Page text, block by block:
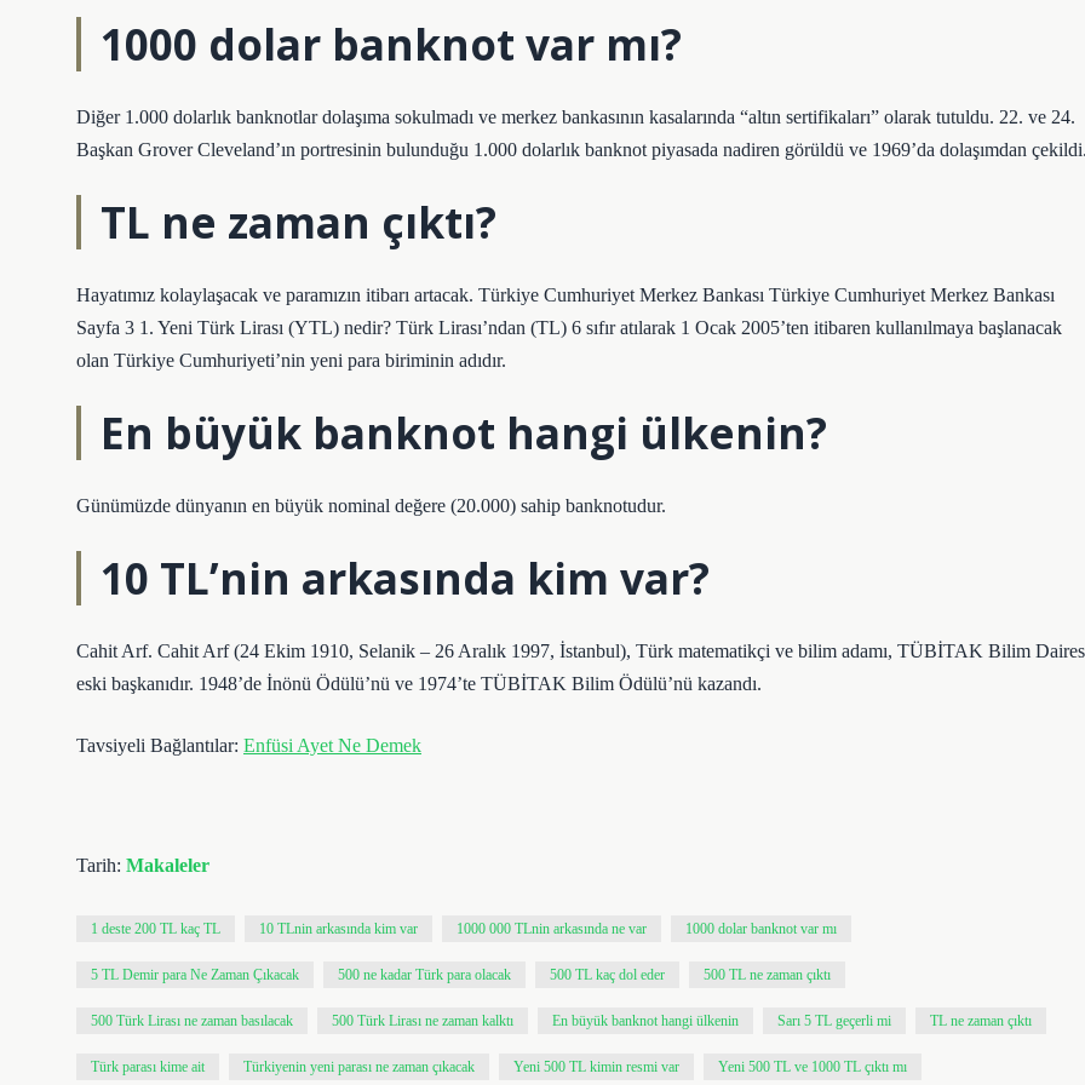
1000 dolar banknot var mı?
Diğer 1.000 dolarlık banknotlar dolaşıma sokulmadı ve merkez bankasının kasalarında “altın sertifikaları” olarak tutuldu. 22. ve 24.
Başkan Grover Cleveland’ın portresinin bulunduğu 1.000 dolarlık banknot piyasada nadiren görüldü ve 1969’da dolaşımdan
TL ne zaman çıktı?
Hayatımız kolaylaşacak ve paramızın itibarı artacak. Türkiye Cumhuriyet Merkez Bankası Türkiye Cumhuriyet Merkez Bankası
Sayfa 3 1. Yeni Türk Lirası (YTL) nedir? Türk Lirası’ndan (TL) 6 sıfır atılarak 1 Ocak 2005’ten itibaren kullanılmaya başlanacak
olan Türkiye Cumhuriyeti’nin yeni para biriminin adıdır.
En büyük banknot hangi ülkenin?
Günümüzde dünyanın en büyük nominal değere (20.000) sahip banknotudur.
10 TL’nin arkasında kim var?
Cahit Arf. Cahit Arf (24 Ekim 1910, Selanik – 26 Aralık 1997, İstanbul), Türk matematikçi ve bilim adamı, TÜBİTAK Bilim
eski başkanıdır. 1948’de İnönü Ödülü’nü ve 1974’te TÜBİTAK Bilim Ödülü’nü kazandı.
Tavsiyeli Bağlantılar: Enfüsi Ayet Ne Demek
Tarih: Makaleler
1 deste 200 TL kaç TL 10 TLnin arkasında kim var 1000 000 TLnin arkasında ne var 1000 dolar banknot var mı
5 TL Demir para Ne Zaman Çıkacak 500 ne kadar Türk para olacak 500 TL kaç dol eder 500 TL ne zaman çıktı
500 Türk Lirası ne zaman basılacak 500 Türk Lirası ne zaman kalktı En büyük banknot hangi ülkenin Sarı 5 TL geçerli mi TL ne zaman çıktı
Türk parası kime ait Türkiyenin yeni parası ne zaman çıkacak Yeni 500 TL kimin resmi var Yeni 500 TL ve 1000 TL çıktı mı